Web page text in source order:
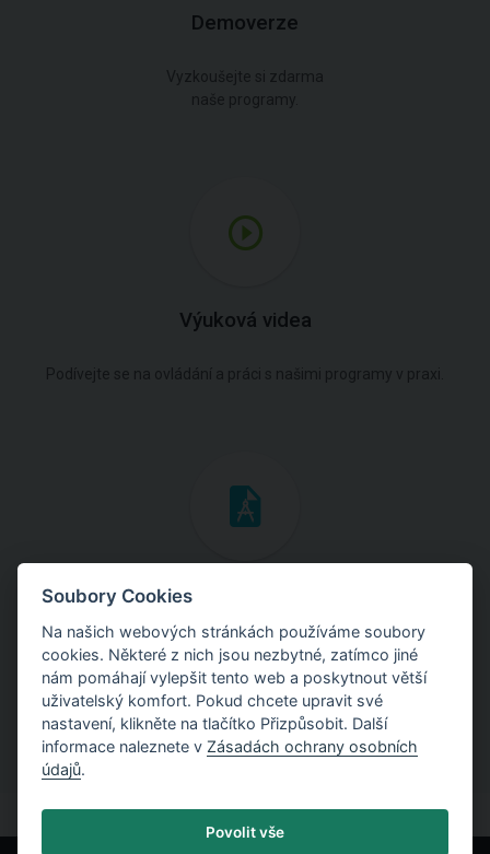
Demoverze
Vyzkoušejte si zdarma
naše programy.
Výuková videa
Podívejte se na ovládání a práci s našimi programy v praxi.
Inženýrské manuály
Stáhněte si manuály s teoretickými i praktickými ukázkami
použití programů.
Soubory Cookies
Na našich webových stránkách používáme soubory
cookies. Některé z nich jsou nezbytné, zatímco jiné
nám pomáhají vylepšit tento web a poskytnout větší
uživatelský komfort. Pokud chcete upravit své
nastavení, klikněte na tlačítko Přizpůsobit. Další
informace naleznete v Zásadách ochrany osobních
údajů.
Povolit vše